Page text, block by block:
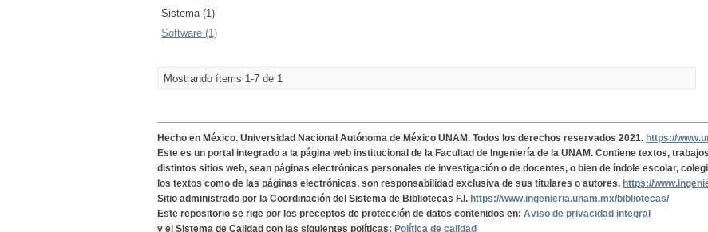
Sistema (1)
Software (1)
Mostrando ítems 1-7 de 1
Hecho en México. Universidad Nacional Autónoma de México UNAM. Todos los derechos reservados 2021. https://
Este es un portal integrado a la página web institucional de la Facultad de Ingeniería de la UNAM. Contiene textos,
distintos sitios web, sean páginas electrónicas personales de investigación o de docentes, o bien de índole escolar,
los textos como de las páginas electrónicas, son responsabilidad exclusiva de sus titulares o autores. https://
Sitio administrado por la Coordinación del Sistema de Bibliotecas F.I. https://www.ingenieria.unam.mx/bibliotecas/
Este repositorio se rige por los preceptos de protección de datos contenidos en: Aviso de privacidad integral
y el Sistema de Calidad con las siguientes políticas: Política de calidad